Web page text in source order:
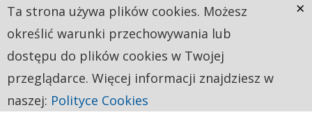
Ta strona używa plików cookies. Możesz
określić warunki przechowywania lub
dostępu do plików cookies w Twojej
przeglądarce. Więcej informacji znajdziesz w
naszej: Polityce Cookies
×